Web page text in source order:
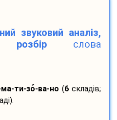
звуковий аналіз,
розбір слова
ма-ти-зо-ва-но (6 складів;